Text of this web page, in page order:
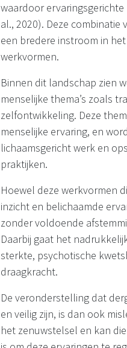
waardoor
al., 2020). Deze
een bredere instroom in
werkvormen.
Binnen dit landschap zien
menselijke thema’s zoals
zelfontwikkeling. Deze
menselijke ervaring, en
lichaamsgericht werk en
praktijken.
Hoewel deze werkvormen
inzicht en belichaamde
zonder voldoende
Daarbij gaat het
sterkte, psychotische
draagkracht.
De veronderstelling dat
en veilig zijn, is dan ook
het zenuwstelsel en kan